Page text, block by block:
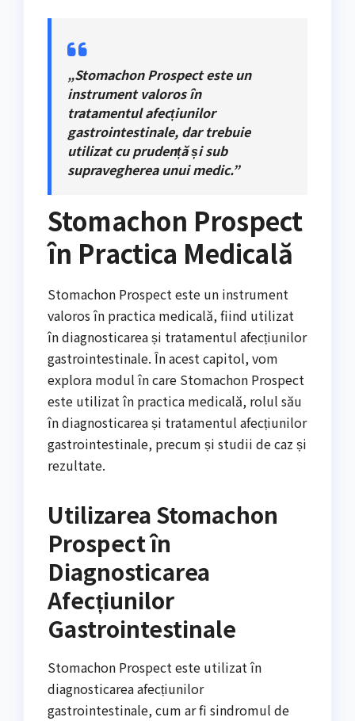
„Stomachon Prospect este un
instrument valoros în
tratamentul afecțiunilor
gastrointestinale, dar trebuie
utilizat cu prudență și sub
supravegherea unui medic.”
Stomachon Prospect
în Practica Medicală
Stomachon Prospect este un instrument
valoros în practica medicală, fiind utilizat
în diagnosticarea și tratamentul afecțiunilor
gastrointestinale. În acest capitol, vom
explora modul în care Stomachon Prospect
este utilizat în practica medicală, rolul său
în diagnosticarea și tratamentul afecțiunilor
gastrointestinale, precum și studii de caz și
rezultate.
Utilizarea Stomachon
Prospect în
Diagnosticarea
Afecțiunilor
Gastrointestinale
Stomachon Prospect este utilizat în
diagnosticarea afecțiunilor
gastrointestinale, cum ar fi sindromul de